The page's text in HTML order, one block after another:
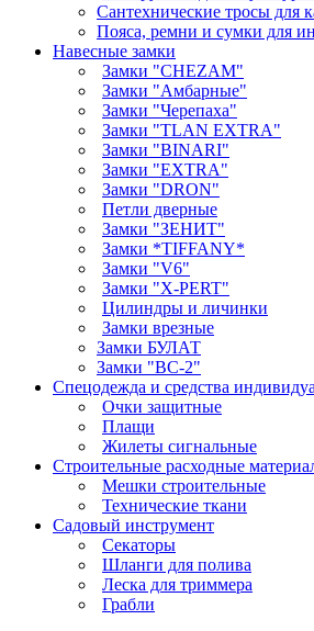
Сантехнические тросы для
Пояса, ремни и сумки для
Навесные замки
Замки "CHEZAM"
Замки "Амбарные"
Замки "Черепаха"
Замки "TLAN EXTRA"
Замки "BINARI"
Замки "EXTRA"
Замки "DRON"
Петли дверные
Замки "ЗЕНИТ"
Замки *TIFFANY*
Замки "V6"
Замки "X-PERT"
Цилиндры и личинки
Замки врезные
Замки БУЛАТ
Замки "ВС-2"
Спецодежда и средства
Очки защитные
Плащи
Жилеты сигнальные
Строительные расходные
Мешки строительные
Технические ткани
Садовый инструмент
Секаторы
Шланги для полива
Леска для триммера
Грабли